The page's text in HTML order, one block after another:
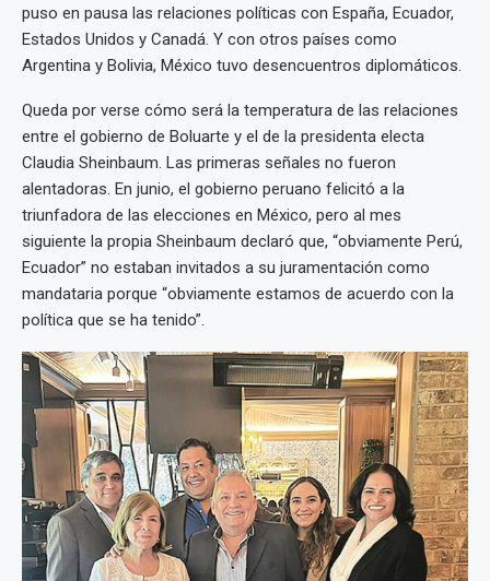
puso en pausa las relaciones políticas con España, Ecuador,
Estados Unidos y Canadá. Y con otros países como
Argentina y Bolivia, México tuvo desencuentros diplomáticos.
Queda por verse cómo será la temperatura de las relaciones
entre el gobierno de Boluarte y el de la presidenta electa
Claudia Sheinbaum. Las primeras señales no fueron
alentadoras. En junio, el gobierno peruano felicitó a la
triunfadora de las elecciones en México, pero al mes
siguiente la propia Sheinbaum declaró que, “obviamente Perú,
Ecuador” no estaban invitados a su juramentación como
mandataria porque “obviamente estamos de acuerdo con la
política que se ha tenido”.